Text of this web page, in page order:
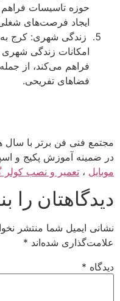
حوزه تاسیسات فراهم
ایجاد فرصت‌های
زندگی شهری: کرج
امکانات زندگی شهری
فراهم می‌کند، از
فضاهای تفریحی.
مجتمع فنی فن برتر با سال
در ضمینه آموزش پکیج و
موبایل ، تعمیر و نصب کولر
دیدگاهتان را
نشانی ایمیل شما منتشر
علامت‌گذاری شده‌اند *
دیدگاه *